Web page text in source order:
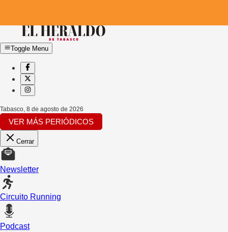
Toggle Menu
Tabasco, 8 de agosto de 2026
VER MÁS PERIÓDICOS
Cerrar
Newsletter
Circuito Running
Podcast